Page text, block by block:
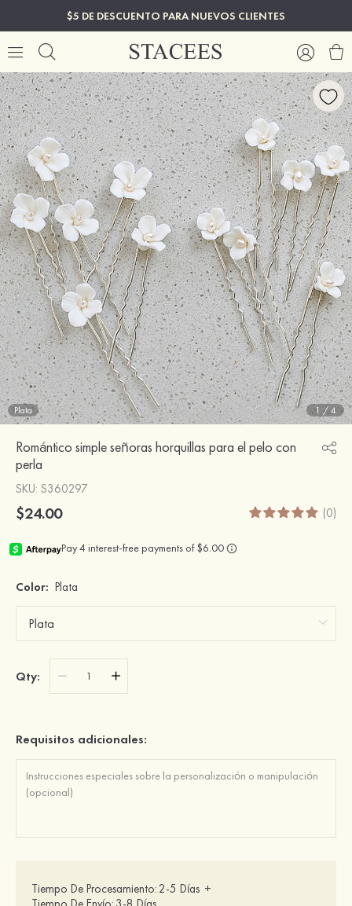
$5 DE DESCUENTO PARA NUEVOS CLIENTES
Plata 1 /4
Romántico simple señoras horquillas para el pelo con
perla
SKU: S360297
$24.00 (0)
Color: Plata
Qty:
Requisitos adicionales:
Tiempo De Procesamiento: 2-5 Días +